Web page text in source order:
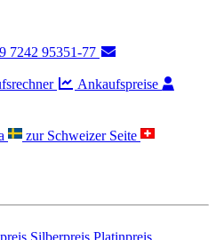
7242 95351-77
Ankaufspreise
zur Schweizer Seite
Silberpreis Platinpreis